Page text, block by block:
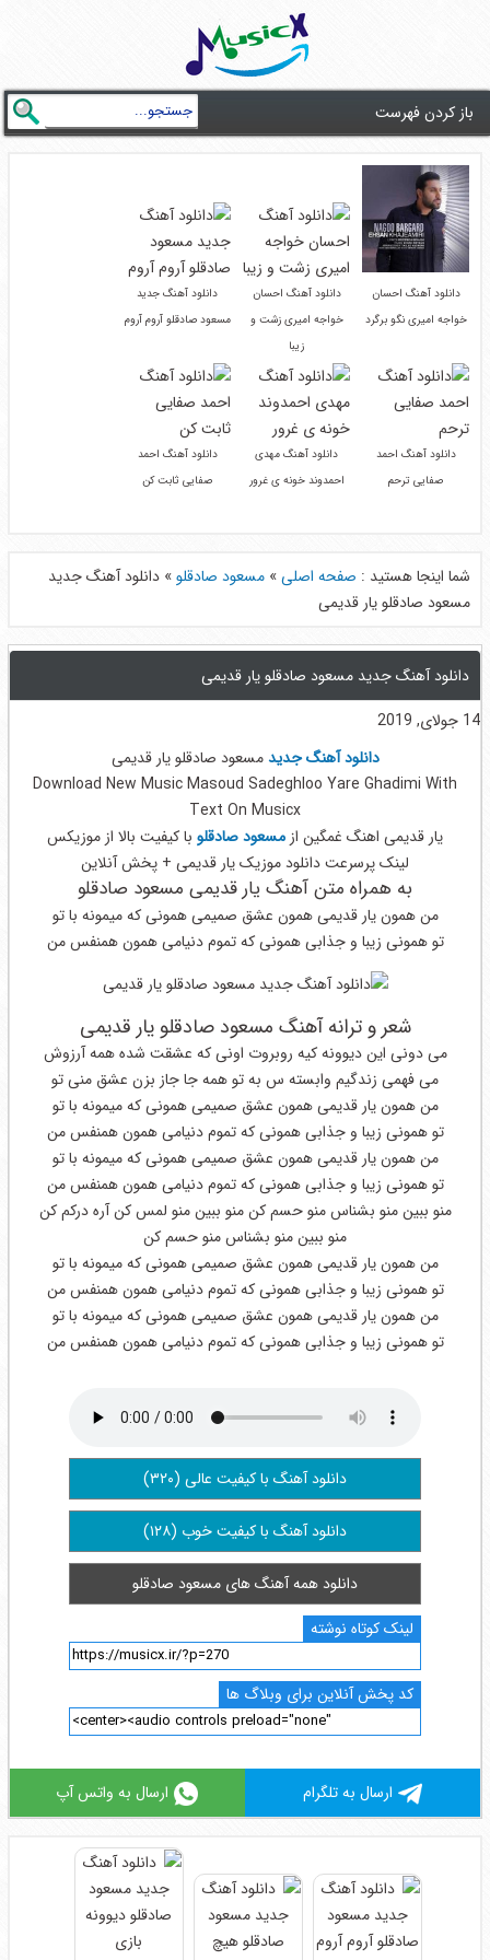
باز کردن فهرست
دانلود آهنگ احسان
خواجه امیری نگو برگرد
دانلود آهنگ احسان
خواجه امیری زشت و
زیبا
دانلود آهنگ جدید
مسعود صادقلو آروم آروم
دانلود آهنگ احمد
صفایی ترحم
دانلود آهنگ مهدی
احمدوند خونه ی غرور
دانلود آهنگ احمد
صفایی ثابت کن
شما اینجا هستید : صفحه اصلی» مسعود صادقلو» دانلود آهنگ جدید
مسعود صادقلو یار قدیمی
دانلود آهنگ جدید مسعود صادقلو یار قدیمی
14 جولای, 2019
دانلود آهنگ جدیدمسعود صادقلو یار قدیمی
Download New Music Masoud Sadeghloo Yare Ghadimi With
Text On Musicx
یار قدیمی اهنگ غمگین از مسعود صادقلوبا کیفیت بالا از موزیکس
لینک پرسرعت دانلود موزیک یار قدیمی + پخش آنلاین
به همراه متن آهنگ یار قدیمی مسعود صادقلو
من همون یار قدیمی همون عشق صمیمی همونی که میمونه با تو
تو همونی زیبا و جذابی همونی که تموم دنیامی همون همنفس من
شعر و ترانه آهنگ مسعود صادقلو یار قدیمی
می دونی این دیوونه کیه روبروت اونی که عشقت شده همه آرزوش
می فهمی زندگیم وابسته س به تو همه جا جاز بزن عشق منی تو
من همون یار قدیمی همون عشق صمیمی همونی که میمونه با تو
تو همونی زیبا و جذابی همونی که تموم دنیامی همون همنفس من
من همون یار قدیمی همون عشق صمیمی همونی که میمونه با تو
تو همونی زیبا و جذابی همونی که تموم دنیامی همون همنفس من
منو ببین منو بشناس منو حسم کن منو ببین منو لمس کن آره درکم کن
منو ببین منو بشناس منو حسم کن
من همون یار قدیمی همون عشق صمیمی همونی که میمونه با تو
تو همونی زیبا و جذابی همونی که تموم دنیامی همون همنفس من
من همون یار قدیمی همون عشق صمیمی همونی که میمونه با تو
تو همونی زیبا و جذابی همونی که تموم دنیامی همون همنفس من
دانلود آهنگ با کیفیت عالی (۳۲۰)
دانلود آهنگ با کیفیت خوب (۱۲۸)
دانلود همه آهنگ های مسعود صادقلو
لینک کوتاه نوشته
کد پخش آنلاین برای وبلاگ ها
ارسال به تلگرام ارسال به واتس آپ